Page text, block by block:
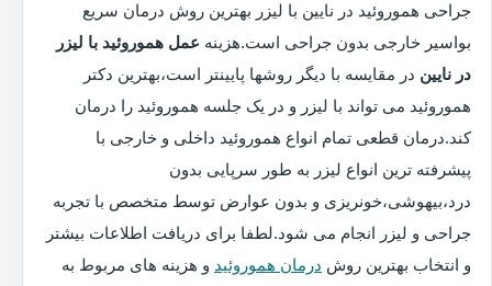
جراحی هموروئید در نایین با لیزر بهترین روش درمان سریع
بواسیر خارجی بدون جراحی است.هزینه عمل هموروئید با لیزر
در نایین در مقایسه با دیگر روشها پایینتر است،بهترین دکتر
هموروئید می تواند با لیزر و در یک جلسه هموروئید را درمان
کند.درمان قطعی تمام انواع هموروئید داخلی و خارجی با
پیشرفته ترین انواع لیزر به طور سرپایی بدون
درد،بیهوشی،خونریزی و بدون عوارض توسط متخصص با تجربه
جراحی و لیزر انجام می شود.لطفا برای دریافت اطلاعات بیشتر
و انتخاب بهترین روش درمان هموروئید و هزینه های مربوط به